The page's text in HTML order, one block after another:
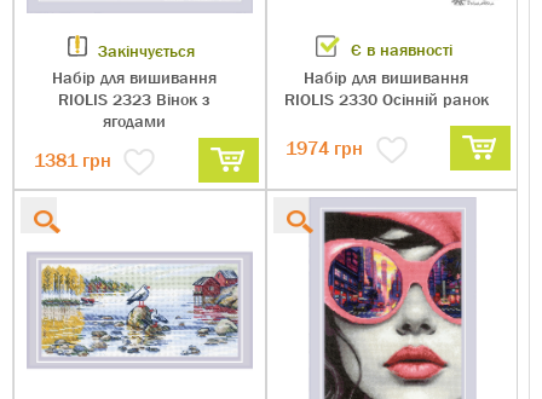
Закінчується
Набір для вишивання
RIOLIS 2323 Вінок з
ягодами
1381грн
Є в наявності
Набір для вишивання
RIOLIS 2330 Осінній ранок
1974 грн